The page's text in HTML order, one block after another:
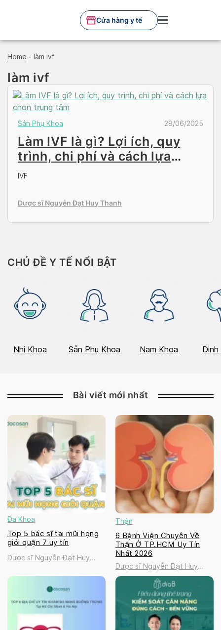
Cửa hàng y tế
Home - làm ivf
làm ivf
Sản Phụ Khoa 29/06/2025
Làm IVF là gì? Lợi ích, quy
trình, chi phí và cách lựa
chọn trung tâm
IVF
Dược sĩ Nguyễn Đạt Huy Thanh
CHỦ ĐỀ Y TẾ NỔI BẬT
Nhi Khoa Sản Phụ Khoa Nam Khoa Dinh
Bài viết mới nhất
Đa Khoa
Top 5 bác sĩ tai mũi họng
giỏi quận 7 uy tín
Dược sĩ Nguyễn Đạt Huy
Thận
6 Bệnh Viện Chuyên Về
Thận Ở TP.HCM Uy Tín
Nhất 2026
Dược sĩ Nguyễn Đạt Huy
Thanh